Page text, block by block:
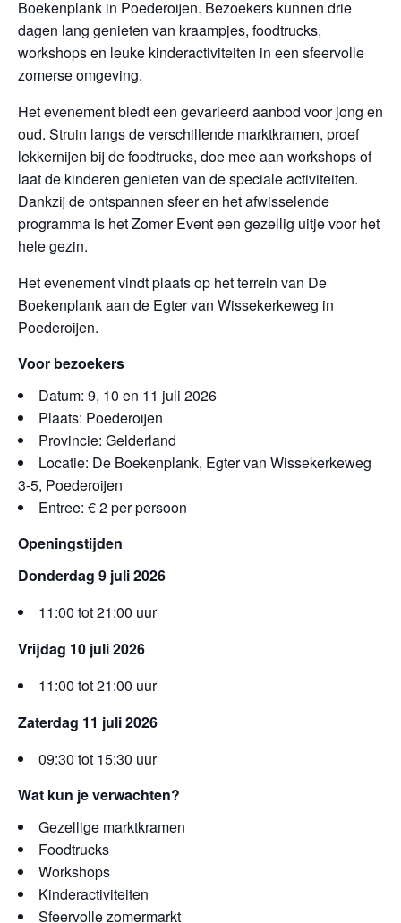
Boekenplank in Poederoijen. Bezoekers kunnen drie
dagen lang genieten van kraampjes, foodtrucks,
workshops en leuke kinderactiviteiten in een sfeervolle
zomerse omgeving.
Het evenement biedt een gevarieerd aanbod voor jong en
oud. Struin langs de verschillende marktkramen, proef
lekkernijen bij de foodtrucks, doe mee aan workshops of
laat de kinderen genieten van de speciale activiteiten.
Dankzij de ontspannen sfeer en het afwisselende
programma is het Zomer Event een gezellig uitje voor het
hele gezin.
Het evenement vindt plaats op het terrein van De
Boekenplank aan de Egter van Wissekerkeweg in
Poederoijen.
Voor bezoekers
Datum: 9, 10 en 11 juli 2026
Plaats: Poederoijen
Provincie: Gelderland
Locatie: De Boekenplank, Egter van Wissekerkeweg
3-5, Poederoijen
Entree: € 2 per persoon
Openingstijden
Donderdag 9 juli 2026
11:00 tot 21:00 uur
Vrijdag 10 juli 2026
11:00 tot 21:00 uur
Zaterdag 11 juli 2026
09:30 tot 15:30 uur
Wat kun je verwachten?
Gezellige marktkramen
Foodtrucks
Workshops
Kinderactiviteiten
Sfeervolle zomermarkt